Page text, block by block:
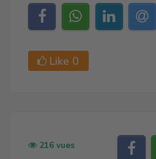
Like 0
216 vues